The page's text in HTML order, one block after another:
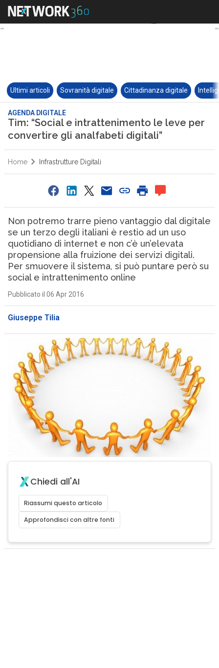
Ultimi articoli Sovranità digitale Cittadinanza digitale
AGENDA DIGITALE
Tim: “Social e intrattenimento le leve per
convertire gli analfabeti digitali”
Home Infrastrutture Digitali
Non potremo trarre pieno vantaggio dal digitale
se un terzo degli italiani è restio ad un uso
quotidiano di internet e non c’è un’elevata
propensione alla fruizione dei servizi digitali.
Per smuovere il sistema, si può puntare però su
social e intrattenimento online
Pubblicato il 06 Apr 2016
Giuseppe Tilia
Chiedi all'AI
Riassumi questo articolo
Approfondisci con altre fonti